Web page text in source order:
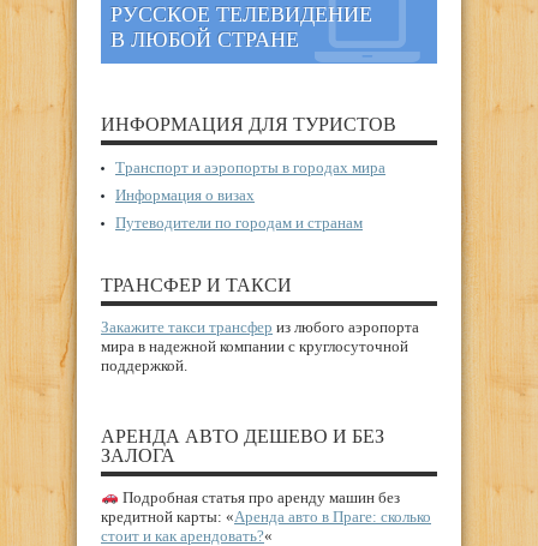
РУССКОЕ ТЕЛЕВИДЕНИЕ
В ЛЮБОЙ СТРАНЕ
ИНФОРМАЦИЯ ДЛЯ ТУРИСТОВ
Транспорт и аэропорты в городах мира
Информация о визах
Путеводители по городам и странам
ТРАНСФЕР И ТАКСИ
Закажите такси трансфер из любого аэропорта
мира в надежной компании с круглосуточной
поддержкой.
АРЕНДА АВТО ДЕШЕВО И БЕЗ
ЗАЛОГА
Подробная статья про аренду машин без
кредитной карты: «Аренда авто в Праге: сколько
стоит и как арендовать?«